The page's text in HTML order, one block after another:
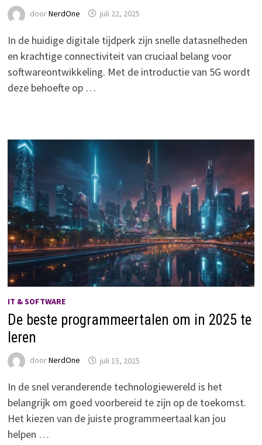
doorNerdOne juli 22, 2025
In de huidige digitale tijdperk zijn snelle datasnelheden
en krachtige connectiviteit van cruciaal belang voor
softwareontwikkeling. Met de introductie van 5G wordt
deze behoefte op …
IT & SOFTWARE
De beste programmeertalen om in 2025 te
leren
doorNerdOne juli 15, 2025
In de snel veranderende technologiewereld is het
belangrijk om goed voorbereid te zijn op de toekomst.
Het kiezen van de juiste programmeertaal kan jou
helpen …